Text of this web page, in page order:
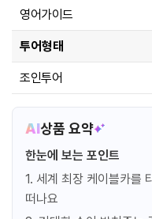
영어가이드
투어형태
조인투어
AI상품 요약
한눈에 보는 포인트
1. 세계 최장 케이블카를
떠나요